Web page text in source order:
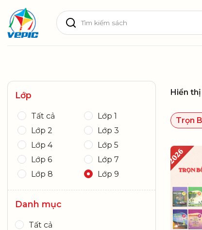
content
Tìm
kiếm:
Lớp
Tất cả
Lớp 1
Lớp 2
Lớp 3
Lớp 4
Lớp 5
Lớp 6
Lớp 7
Lớp 8
Lớp 9
Danh mục
Tất cả
Hiển
Trọn